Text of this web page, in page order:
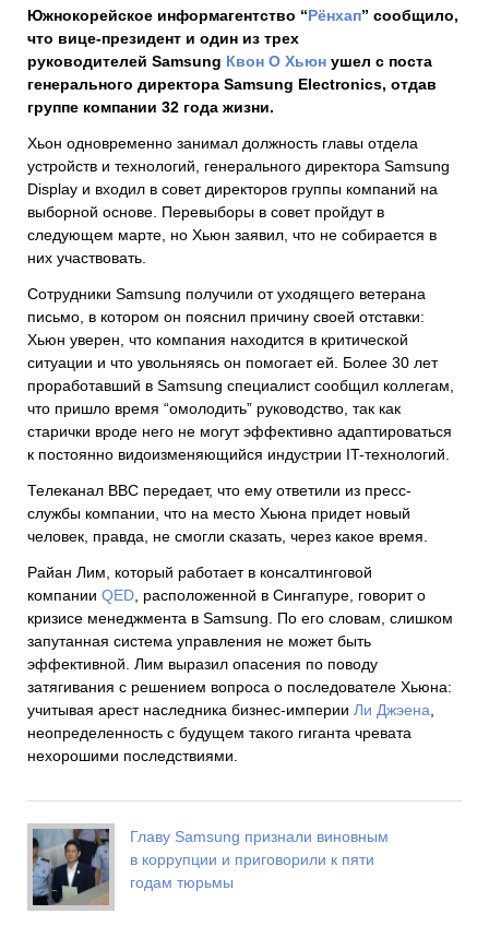
Южнокорейское информагентство “Рёнхап” сообщило,
что вице-президент и один из трех
руководителей Samsung Квон О Хьюн ушел с поста
генерального директора Samsung Electronics, отдав
группе компании 32 года жизни.
Хьон одновременно занимал должность главы отдела
устройств и технологий, генерального директора Samsung
Display и входил в совет директоров группы компаний на
выборной основе. Перевыборы в совет пройдут в
следующем марте, но Хьюн заявил, что не собирается в
них участвовать.
Сотрудники Samsung получили от уходящего ветерана
письмо, в котором он пояснил причину своей отставки:
Хьюн уверен, что компания находится в критической
ситуации и что увольняясь он помогает ей. Более 30 лет
проработавший в Samsung специалист сообщил коллегам,
что пришло время “омолодить” руководство, так как
старички вроде него не могут эффективно адаптироваться
к постоянно видоизменяющийся индустрии IT-технологий.
Телеканал BBC передает, что ему ответили из пресс-
службы компании, что на место Хьюна придет новый
человек, правда, не смогли сказать, через какое время.
Райан Лим, который работает в консалтинговой
компании QED , расположенной в Сингапуре, говорит о
кризисе менеджмента в Samsung. По его словам, слишком
запутанная система управления не может быть
эффективной. Лим выразил опасения по поводу
затягивания с решением вопроса о последователе Хьюна:
учитывая арест наследника бизнес-империи Ли Джэена
неопределенность с будущем такого гиганта чревата
нехорошими последствиями.
Главу Samsung признали виновным
в коррупции и приговорили к пяти
годам тюрьмы